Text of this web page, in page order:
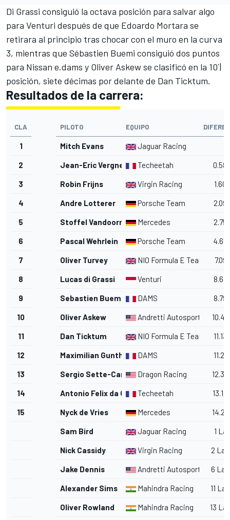
Di Grassi consiguió la octava posición para salvar algo
para Venturi después de que Edoardo Mortara se
retirara al principio tras chocar con el muro en la curva
3, mientras que Sébastien Buemi consiguió dos puntos
para Nissan e.dams y Oliver Askewse clasificó en la 10´|
posición, siete décimas por delante de Dan Ticktum.
Resultados de la carrera:
CLA PILOTO EQUIPO
1 Mitch Evans Jaguar Racing
2 Jean-Eric Vergne Techeetah
3 Robin Frijns Virgin Racing 1.606
4 Andre Lotterer Porsche Team
5 Stoffel Vandoorne Mercedes
6 Pascal Wehrlein Porsche Team
7 Oliver Turvey NIO Formula E Team 7.097
8 Lucas di Grassi Venturi
9 Sebastien Buemi DAMS
10 Oliver Askew Andretti Autosport
11 Dan Ticktum NIO Formula E Team
12 Maximilian Gunther DAMS
13 Sergio Sette-CamaraDragon Racing
14 Antonio Felix da CostaTecheetah
15 Nyck de Vries Mercedes
Sam Bird Jaguar Racing 1
Nick Cassidy Virgin Racing 2
Jake Dennis Andretti Autosport 6
Alexander Sims Mahindra Racing 11
Oliver Rowland Mahindra Racing 13